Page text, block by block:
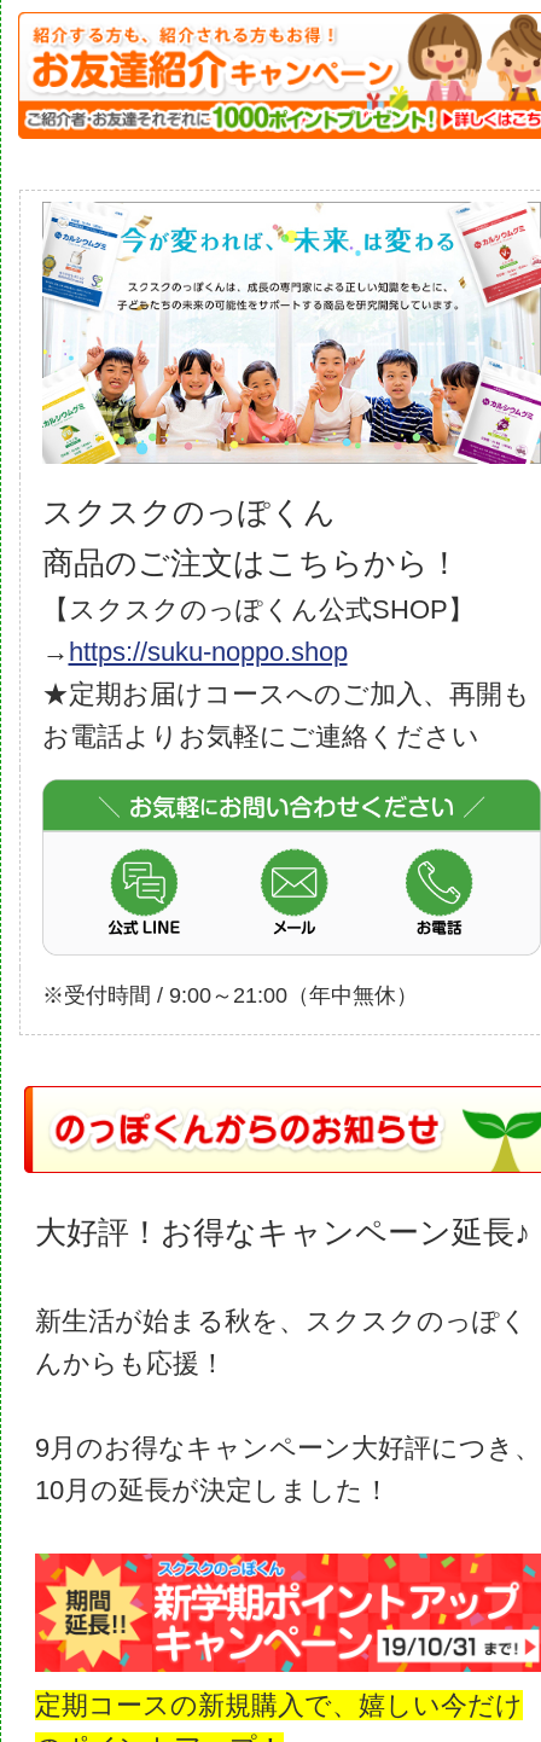
スクスクのっぽくん
商品のご注文はこちらから！
【スクスクのっぽくん公式SHOP】
→ https://suku-noppo.shop
★定期お届けコースへのご加入、再開も
お電話よりお気軽にご連絡ください
※受付時間 / 9:00～21:00（年中無休）
大好評！お得なキャンペーン延長♪
新生活が始まる秋を、スクスクのっぽく
んからも応援！
9月のお得なキャンペーン大好評につき、
10月の延長が決定しました！
定期コースの新規購入で、嬉しい今だけ